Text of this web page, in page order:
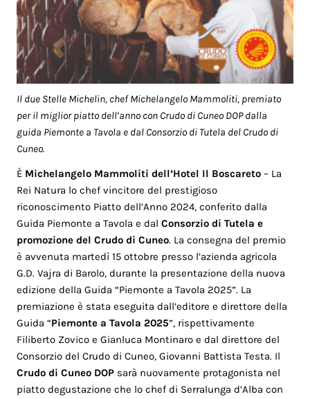
Il due Stelle Michelin, chef Michelangelo Mammoliti, premiato
per il miglior piatto dell’anno con Crudo di Cuneo DOP dalla
guida Piemonte a Tavola e dal Consorzio di Tutela del Crudo di
Cuneo.
È Michelangelo Mammoliti dell’Hotel Il Boscareto – La
Rei Natura lo chef vincitore del prestigioso
riconoscimento Piatto dell’Anno 2024, conferito dalla
Guida Piemonte a Tavola e dalConsorzio di Tutela e
promozione del Crudo di Cuneo. La consegna del premio
è avvenuta martedì 15 ottobre presso l’azienda agricola
G.D. Vajra di Barolo, durante la presentazione della nuova
edizione della Guida “Piemonte a Tavola 2025”. La
premiazione è stata eseguita dall’editore e direttore della
Guida “Piemonte a Tavola 2025”, rispettivamente
Filiberto Zovico e Gianluca Montinaro e dal direttore del
Consorzio del Crudo di Cuneo, Giovanni Battista Testa. Il
Crudo di Cuneo DOP sarà nuovamente protagonista nel
piatto degustazione che lo chef di Serralunga d’Alba con